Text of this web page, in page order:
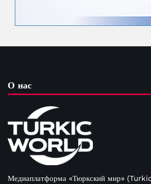
О нас
Медиаплатформа «Тюркский мир»